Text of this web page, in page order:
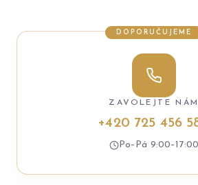
DOPORUČUJEME
ZAVOLEJTE NÁM
+420 725 456
Po–Pá 9:00–17:00